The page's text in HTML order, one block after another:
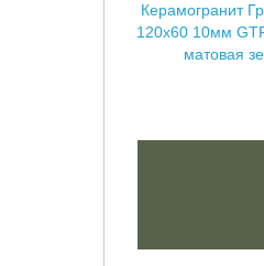
Керамогранит
120x60 10мм
матовая